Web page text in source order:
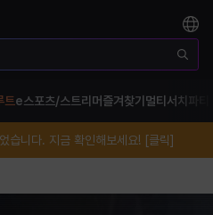
트e스포츠/스트리머 즐겨찾기 멀티서치 파티
습니다. 지금 확인해보세요! [클릭]